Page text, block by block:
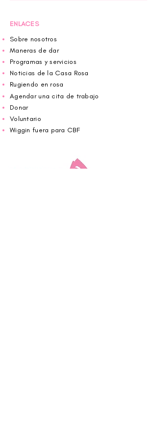
ENLACES
Sobre nosotros
Maneras de dar
Programas y servicios
Noticias de la Casa Rosa
Rugiendo en rosa
Agendar una cita de trabajo
Donar
Voluntario
Wiggin fuera para CBF